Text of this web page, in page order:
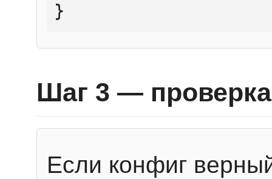
}
Шаг 3 — проверка
Если конфиг